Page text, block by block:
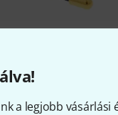
a legjobb
Ft